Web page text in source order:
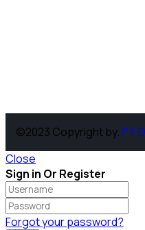
©2023 Copyright by.PT
Close
Sign in Or Register
Forgot your password?